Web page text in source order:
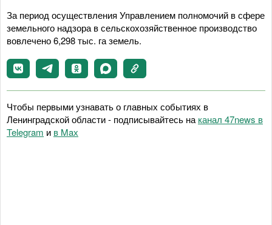
За период осуществления Управлением полномочий в сфере
земельного надзора в сельскохозяйственное производство
вовлечено 6,298 тыс. га земель.
Чтобы первыми узнавать о главных событиях в
Ленинградской области - подписывайтесь на канал 47news в
Telegram и в Maх